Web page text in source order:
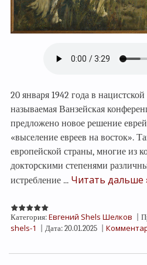
20 января 1942 года в
называемая Ванзейская
предложено новое решение
«выселение евреев на восток».
европейской страны, многие из
докторскими степенями
истребление ... Читать дальше
Категория: Евгений Shels Шелков
shels-1 Дата: 20.01.2025